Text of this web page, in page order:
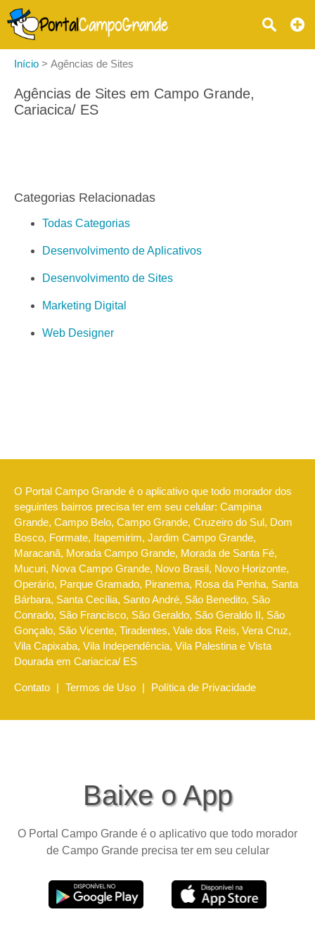
Início > Agências de Sites
Agências de Sites em Campo Grande,
Cariacica/ ES
Categorias Relacionadas
Todas Categorias
Desenvolvimento de Aplicativos
Desenvolvimento de Sites
Marketing Digital
Web Designer
O Portal Campo Grande é o aplicativo que todo morador dos
seguintes bairros precisa ter em seu celular: Campina
Grande, Campo Belo, Campo Grande, Cruzeiro do Sul, Dom
Bosco, Formate, Itapemirim, Jardim Campo Grande,
Maracanã, Morada Campo Grande, Morada de Santa Fé,
Mucuri, Nova Campo Grande, Novo Brasil, Novo Horizonte,
Operário, Parque Gramado, Piranema, Rosa da Penha, Santa
Bárbara, Santa Cecília, Santo André, São Benedito, São
Conrado, São Francisco, São Geraldo, São Geraldo II, São
Gonçalo, São Vicente, Tiradentes, Vale dos Reis, Vera Cruz,
Vila Capixaba, Vila Independência, Vila Palestina e Vista
Dourada em Cariacica/ ES
Contato | Termos de Uso | Política de Privacidade
Baixe o App
O Portal Campo Grande é o aplicativo que todo morador
de Campo Grande precisa ter em seu celular